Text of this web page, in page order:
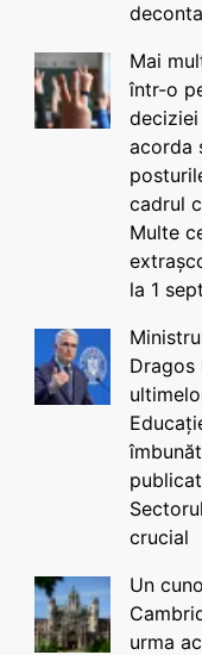
Mai
într-o
deciziei
acorda
cadrul
Multe
la 1
Dragos
crucial
Un
urma